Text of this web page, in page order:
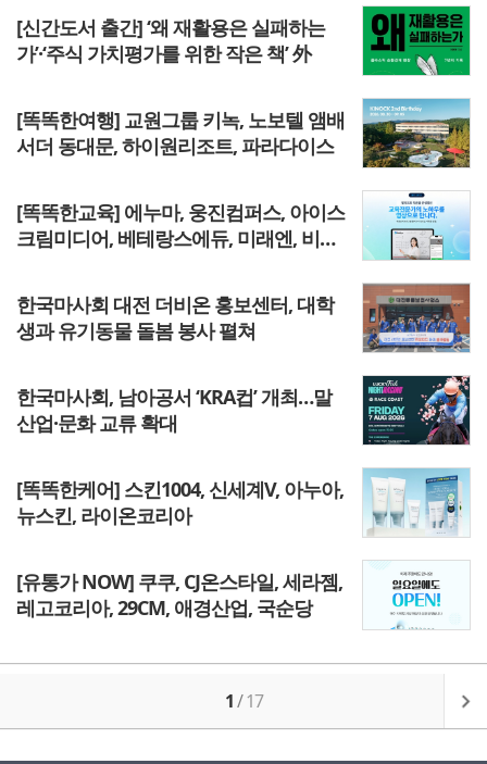
[신간도서 출간] ‘왜 재활용은 실패하는
가’·‘주식 가치평가를 위한 작은 책’ 外
[똑똑한여행] 교원그룹 키녹, 노보텔 앰배
서더 동대문, 하이원리조트, 파라다이스
[똑똑한교육] 에누마, 웅진컴퍼스, 아이스
크림미디어, 베테랑스에듀, 미래엔, 비상
한국마사회 대전 더비온 홍보센터, 대학
생과 유기동물 돌봄 봉사 펼쳐
한국마사회, 남아공서 ‘KRA컵’ 개최…말
산업·문화 교류 확대
[똑똑한케어] 스킨1004, 신세계V, 아누아,
뉴스킨, 라이온코리아
[유통가 NOW] 쿠쿠, CJ온스타일, 세라젬,
레고코리아, 29CM, 애경산업, 국순당
1/17